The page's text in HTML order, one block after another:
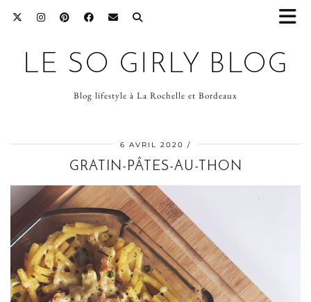
LE SO GIRLY BLOG
Blog lifestyle à La Rochelle et Bordeaux
6 AVRIL 2020
GRATIN-PÂTES-AU-THON